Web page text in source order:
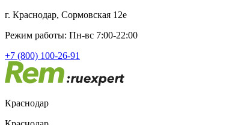
г. Краснодар, Сормовская 12е
Режим работы: Пн-вс 7:00-22:00
+7 (800) 100-26-91
Краснодар